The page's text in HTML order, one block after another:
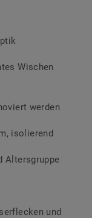
Wischen
werden
isolierend
Altersgruppe
und